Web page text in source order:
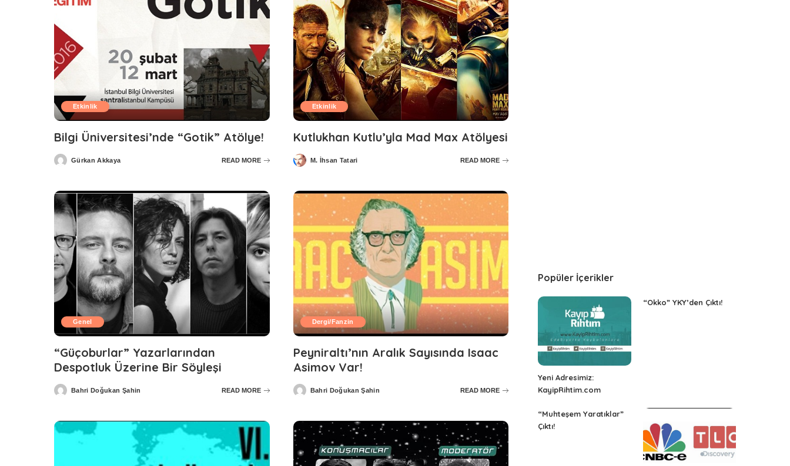
Etkinlik
Bilgi Üniversitesi’nde “Gotik” Atölye!
PostedGürkan Akkaya READ MORE
Etkinlik
Kutlukhan Kutlu’yla Mad Max Atölyesi
Posted
by
M. İhsan Tatari READ MORE
Genel
“Güçoburlar” Yazarlarından
Despotluk Üzerine Bir Söyleşi
PostedBahri Doğukan Şahin READ MORE
Dergi/Fanzin
Peyniraltı’nın Aralık Sayısında Isaac
Asimov Var!
PostedBahri Doğukan Şahin READ MORE
Popüler İçerikler
Yeni Adresimiz:
KayipRihtim.com
“Okko” YKY’den Çıktı!
“Muhteşem Yaratıklar”
Çıktı!